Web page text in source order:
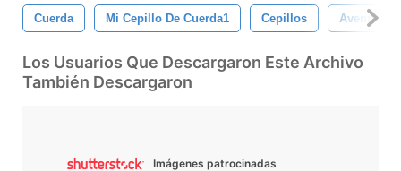
Cuerda Mi Cepillo De Cuerda1 Cepillos Aventuras
Los Usuarios Que Descargaron Este Archivo
También Descargaron
Imágenes patrocinadas